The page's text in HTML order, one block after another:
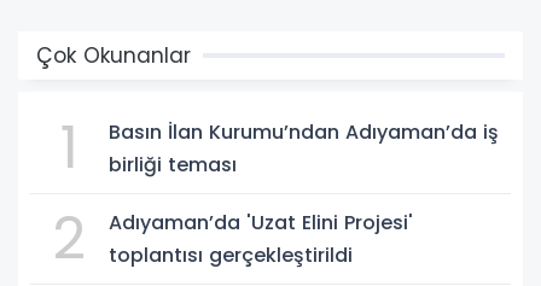
Çok Okunanlar
1
Basın İlan Kurumu’ndan Adıyaman’da iş
birliği teması
2
Adıyaman’da 'Uzat Elini Projesi'
toplantısı gerçekleştirildi